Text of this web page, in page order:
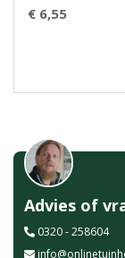
€ 6,55
Advies of
0320 - 258604